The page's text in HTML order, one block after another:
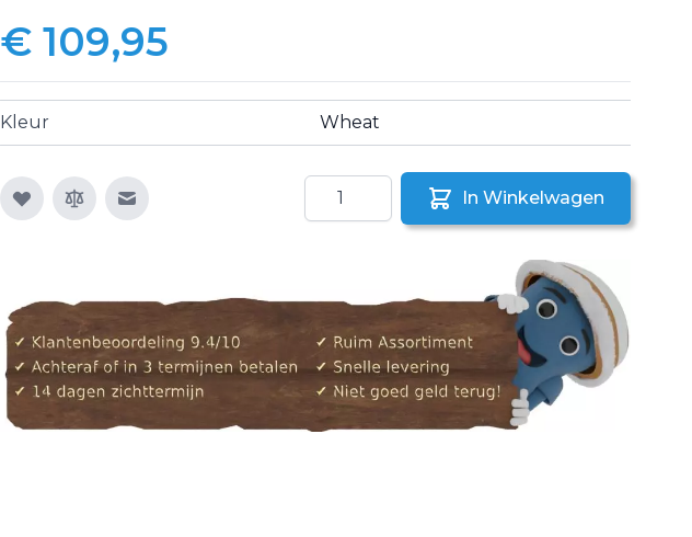
€ 109,95
Kleur Wheat
E-mail naar een vriend
Aantal
In Winkelwagen